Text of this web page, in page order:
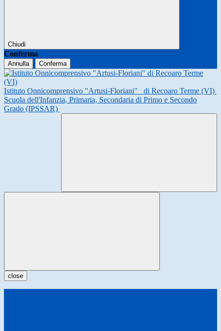
Chiudi
Conferma
Annulla Conferma
Istituto Onnicomprensivo "Artusi-Floriani"
di Recoaro Terme (VI)
Scuola dell'Infanzia, Primaria, Secondaria di Primo e Secondo
Grado (IPSSAR)
close